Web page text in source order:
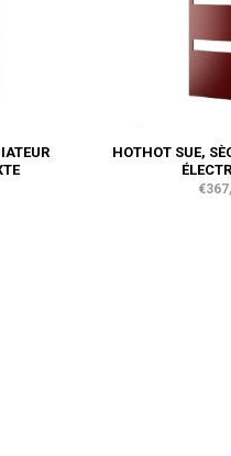
HOTHOT SUE,